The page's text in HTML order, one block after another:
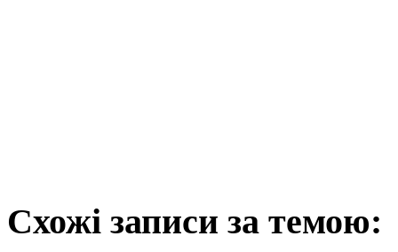
Схожі записи за темою: